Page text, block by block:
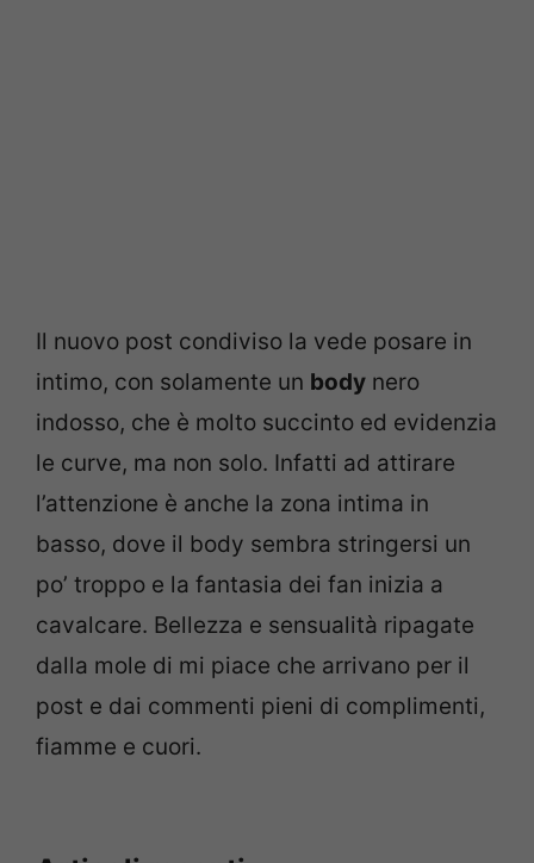
Il nuovo post condiviso la vede posare in
intimo, con solamente un body nero
indosso, che è molto succinto ed evidenzia
le curve, ma non solo. Infatti ad attirare
l’attenzione è anche la zona intima in
basso, dove il body sembra stringersi un
po’ troppo e la fantasia dei fan inizia a
cavalcare. Bellezza e sensualità ripagate
dalla mole di mi piace che arrivano per il
post e dai commenti pieni di complimenti,
fiamme e cuori.